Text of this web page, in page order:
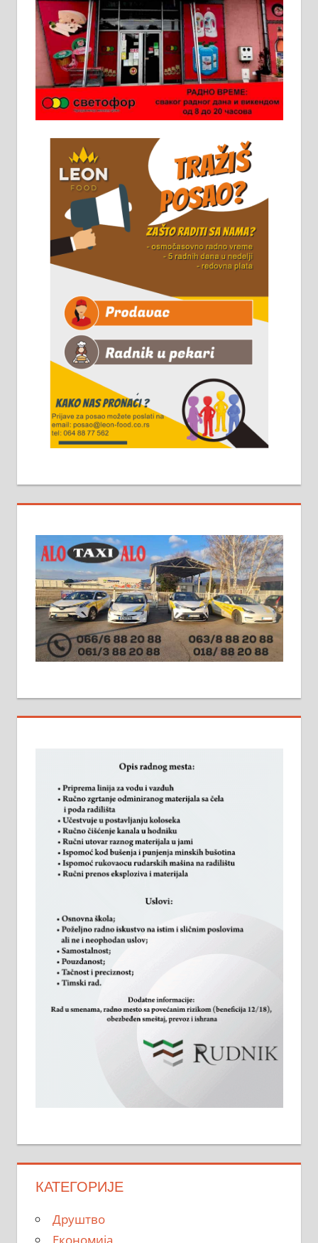
Ало таксију потребан возач са Б
категоријом. 064/02-85-511
Потребна два радника за рад на
стоваришту „Липа промет” у
Алексинцу. За више
информација доћи лично на
стовариште у улици Максима
Горког 26 сваког радног дана од
8 до 15 часова. 063/465-045
Чистим све врсте димњака.
061/32-13-445
КАТЕГОРИЈЕ
Друштво
Економија